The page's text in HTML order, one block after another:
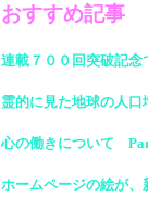
おすすめ記事
連載７００回突破記
霊的に見た地球の人
心の働きについて
ホームページの絵が、